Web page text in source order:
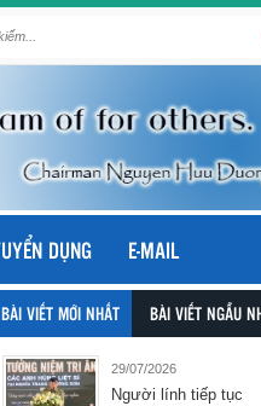
TUYỂN DỤNG E-MAIL
BÀI VIẾT MỚI NHẤT BÀI VIẾT NGẪU
29/07/2026
Người lính tiếp tục